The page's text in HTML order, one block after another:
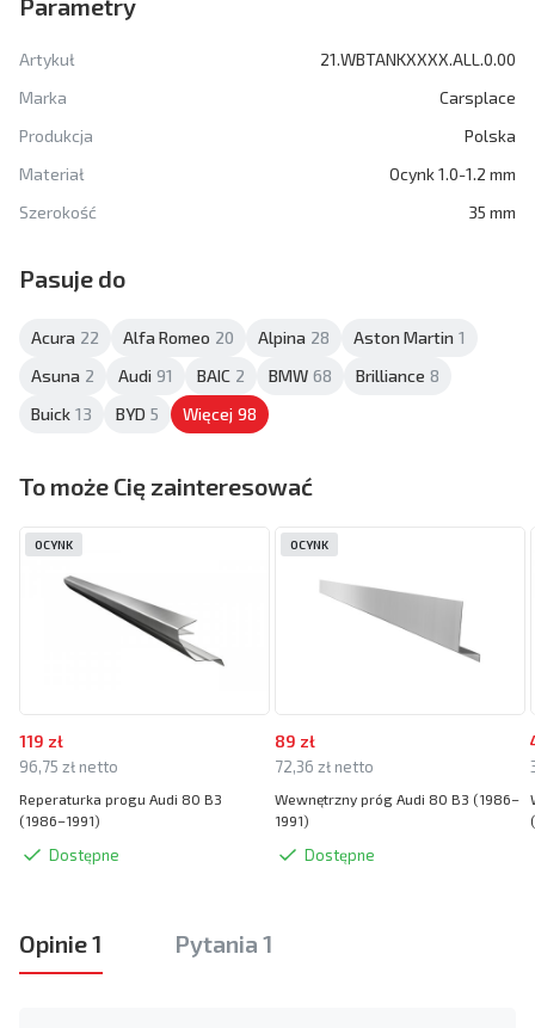
Artykuł
21.WBTANKXXXX.ALL.0.00
Marka
Carsplace
Produkcja
Polska
Materiał
Ocynk 1.0-1.2 mm
Szerokość
35 mm
Pasuje do
Acura 22 Alfa Romeo 20 Alpina 28 Aston Martin 1
Asuna 2 Audi 91 BAIC 2 BMW 68 Brilliance 8
Buick 13 BYD 5 Więcej 98
To może Cię zainteresować
119 zł
96,75 zł netto
Reperaturka progu Audi 80 B3
(1986–1991)
Dostępne
OCYNK
89 zł
72,36 zł netto
Wewnętrzny próg Audi 80 B3 (1986–
1991)
Dostępne
OCYNK
Opinie 1 Pytania 1